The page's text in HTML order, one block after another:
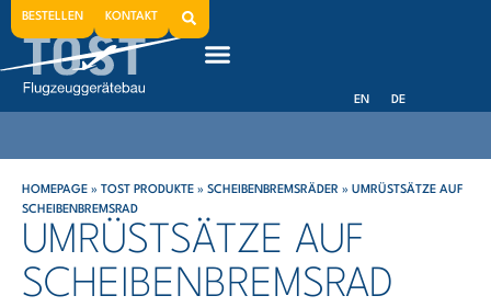
BESTELLEN KONTAKT
EN DE
HOMEPAGE » TOST PRODUKTE » SCHEIBENBREMSRÄDER » UMRÜSTSÄTZE AUF
SCHEIBENBREMSRAD
UMRÜSTSÄTZE AUF
SCHEIBENBREMSRAD